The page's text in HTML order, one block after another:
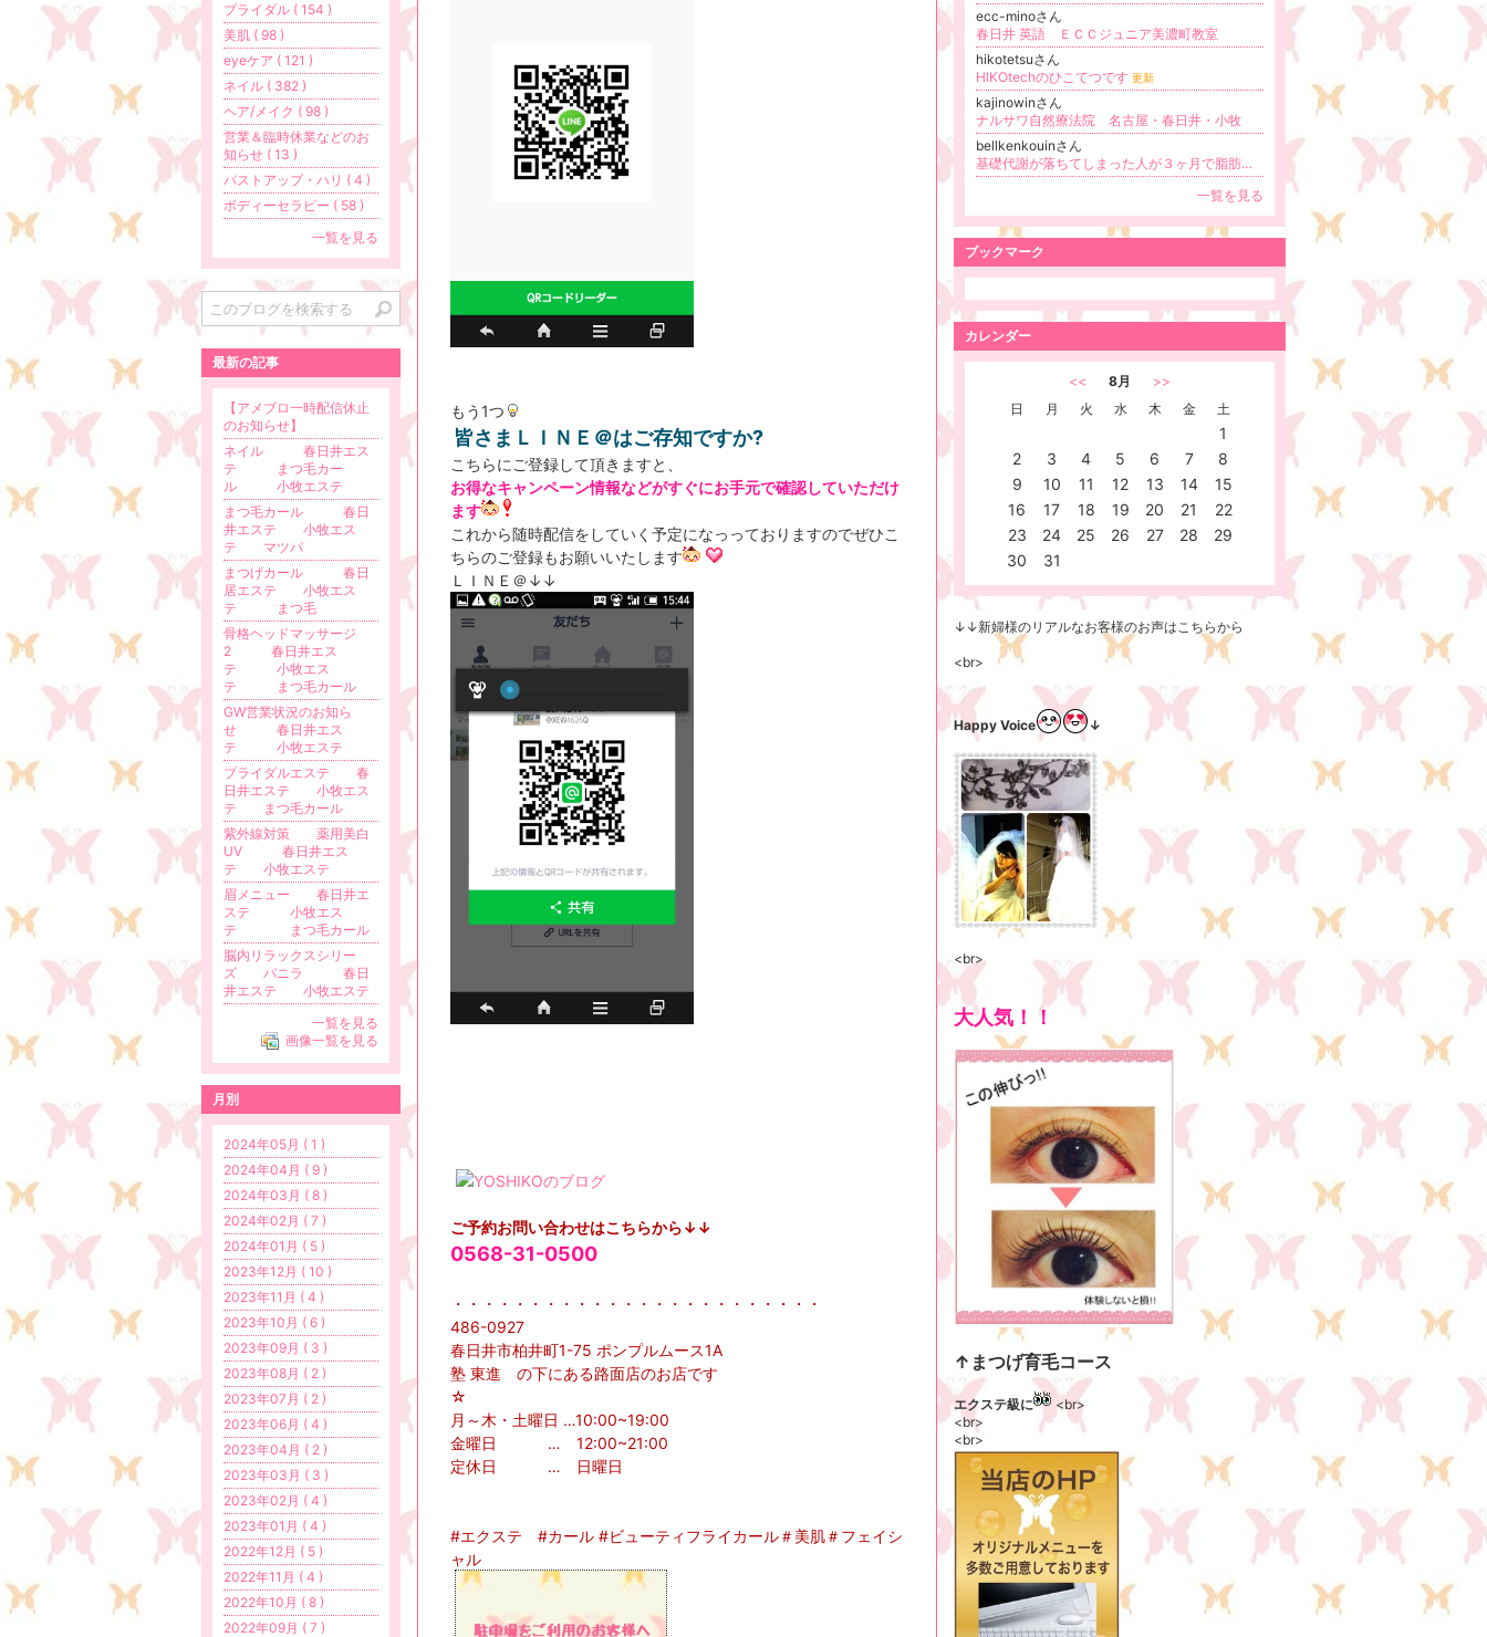
もう1つ
皆さまＬＩＮＥ＠はご存知ですか?
こちらにご登録して頂きますと、
お得なキャンペーン情報などがすぐにお手元で確認していただけ
ます
これから随時配信をしていく予定になっっておりますのでぜひこ
ちらのご登録もお願いいたします
ＬＩＮＥ＠↓↓
ご予約お問い合わせはこちらから↓↓
0568-31-0500
・・・・・・・・・・・・・・・・・・・・・・・・
486-0927
春日井市柏井町1-75 ポンプルムース1A
塾 東進 の下にある路面店のお店です
☆
月～木・土曜日 …10:00~19:00
金曜日 … 12:00~21:00
定休日 … 日曜日
#エクステ #カール #ビューティフライカール＃美肌＃フェイシ
ャル
ecc-minoさん
春日井 英語 ＥＣＣジュニア美濃町教室
hikotetsuさん
HIKOtechのひこてつです 更新
kajinowinさん
ナルサワ自然療法院 名古屋・春日井・小牧
bellkenkouinさん
基礎代謝が落ちてしまった人が３ヶ月で脂肪を落としてスッキリ痩せる！耳つぼダイエット べる健康院【春日井市】
一覧を見る
ブックマーク
カレンダー
<< 8月
>>
日
月 火 水 木 金 土
1
2
3 4 5 6 7
8
9
10 11 12 13 14
15
16
17 18 19 20 21
22
23
24 25 26 27 28
29
30
31
↓↓新婦様のリアルなお客様のお声はこちらから
<br>
Happy Voice ↓
<br>
大人気！！
↑まつげ育毛コース
エクステ級に
<br>
<br>
<br>
ブライダル ( 154 )
美肌 ( 98 )
eyeケア ( 121 )
ネイル ( 382 )
ヘア/メイク ( 98 )
営業＆臨時休業などのお
知らせ ( 13 )
バストアップ・ハリ ( 4 )
ボディーセラピー ( 58 )
一覧を見る
最新の記事
【アメブロ一時配信休止
のお知らせ】
ネイル 春日井エス
テ まつ毛カー
ル 小牧エステ
まつ毛カール 春日
井エステ 小牧エス
テ マツパ
まつげカール 春日
居エステ 小牧エス
テ まつ毛
骨格ヘッドマッサージ
2 春日井エス
テ 小牧エス
テ まつ毛カール
GW営業状況のお知ら
せ 春日井エス
テ 小牧エステ
ブライダルエステ 春
日井エステ 小牧エス
テ まつ毛カール
紫外線対策 薬用美白
UV 春日井エス
テ 小牧エステ
眉メニュー 春日井エ
ステ 小牧エス
テ まつ毛カール
脳内リラックスシリー
ズ バニラ 春日
井エステ 小牧エステ
一覧を見る
画像一覧を見る
月別
2024年05月 ( 1 )
2024年04月 ( 9 )
2024年03月 ( 8 )
2024年02月 ( 7 )
2024年01月 ( 5 )
2023年12月 ( 10 )
2023年11月 ( 4 )
2023年10月 ( 6 )
2023年09月 ( 3 )
2023年08月 ( 2 )
2023年07月 ( 2 )
2023年06月 ( 4 )
2023年04月 ( 2 )
2023年03月 ( 3 )
2023年02月 ( 4 )
2023年01月 ( 4 )
2022年12月 ( 5 )
2022年11月 ( 4 )
2022年10月 ( 8 )
2022年09月 ( 7 )